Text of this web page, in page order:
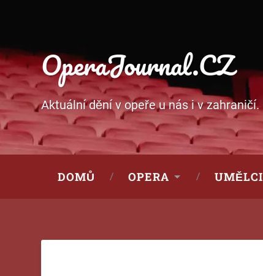
OperaJournal.CZ
Aktuální dění v opeře u nás i v zahraničí.
DOMŮ OPERA UMĚLCI